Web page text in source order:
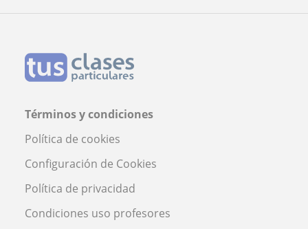
Términos y condiciones
Política de cookies
Configuración de Cookies
Política de privacidad
Condiciones uso profesores